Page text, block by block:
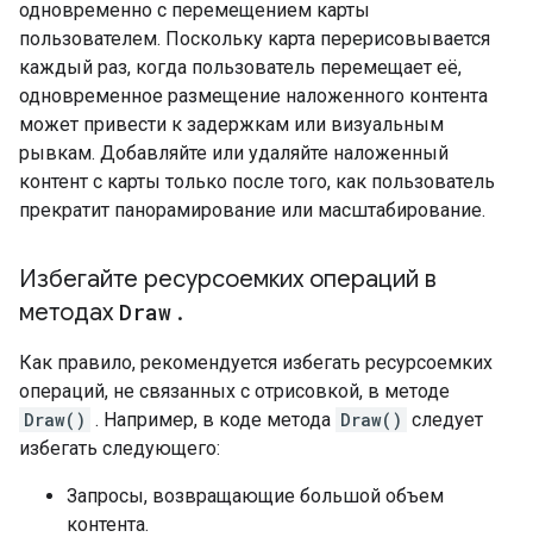
одновременно с перемещением карты
пользователем. Поскольку карта перерисовывается
каждый раз, когда пользователь перемещает её,
одновременное размещение наложенного контента
может привести к задержкам или визуальным
рывкам. Добавляйте или удаляйте наложенный
контент с карты только после того, как пользователь
прекратит панорамирование или масштабирование.
Избегайте ресурсоемких операций в
методах Draw .
Как правило, рекомендуется избегать ресурсоемких
операций, не связанных с отрисовкой, в методе
Draw() . Например, в коде метода Draw() следует
избегать следующего:
Запросы, возвращающие большой объем
контента.